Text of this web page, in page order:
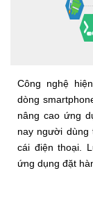
Công nghệ
dòng
nâng cao ứng
nay người dùng
cái điện thoại.
ứng dụng đặt